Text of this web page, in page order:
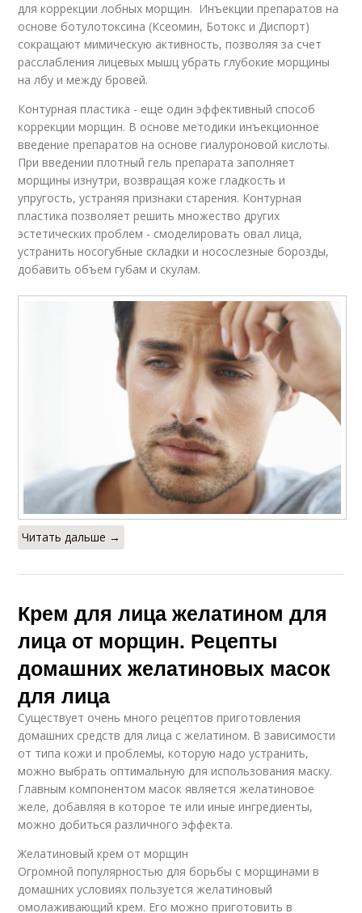
для коррекции лобных морщин. Инъекции препаратов на
основе ботулотоксина (Ксеомин, Ботокс и Диспорт)
сокращают мимическую активность, позволяя за счет
расслабления лицевых мышц убрать глубокие морщины
на лбу и между бровей.
Контурная пластика - еще один эффективный способ
коррекции морщин. В основе методики инъекционное
введение препаратов на основе гиалуроновой кислоты.
При введении плотный гель препарата заполняет
морщины изнутри, возвращая коже гладкость и
упругость, устраняя признаки старения. Контурная
пластика позволяет решить множество других
эстетических проблем - смоделировать овал лица,
устранить носогубные складки и носослезные борозды,
добавить объем губам и скулам.
Читать дальше →
Крем для лица желатином для
лица от морщин. Рецепты
домашних желатиновых масок
для лица
Существует очень много рецептов приготовления
домашних средств для лица с желатином. В зависимости
от типа кожи и проблемы, которую надо устранить,
можно выбрать оптимальную для использования маску.
Главным компонентом масок является желатиновое
желе, добавляя в которое те или иные ингредиенты,
можно добиться различного эффекта.
Желатиновый крем от морщин
Огромной популярностью для борьбы с морщинами в
домашних условиях пользуется желатиновый
омолаживающий крем. Его можно приготовить в